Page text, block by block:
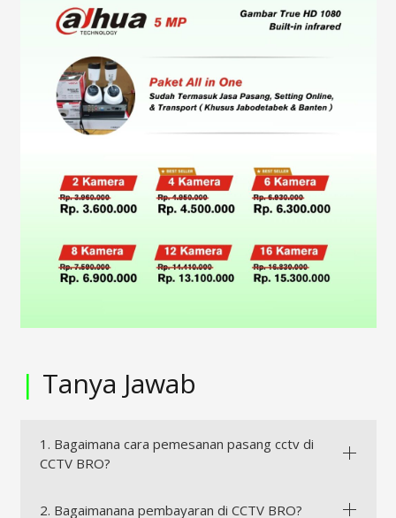
| Tanya Jawab
1. Bagaimana cara pemesanan pasang cctv di
CCTV BRO?
2. Bagaimanana pembayaran di CCTV BRO?